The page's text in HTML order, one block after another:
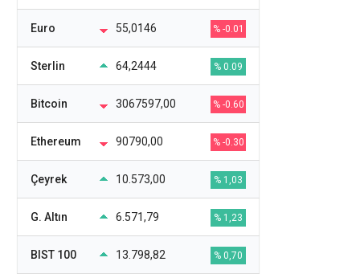
Euro 55,0146 % -0.01
Sterlin 64,2444 % 0.09
Bitcoin 3067597,00 % -0.60
Ethereum 90790,00 % -0.30
Çeyrek 10.573,00 % 1,03
G. Altın 6.571,79 % 1,23
BIST 100 13.798,82 % 0,70